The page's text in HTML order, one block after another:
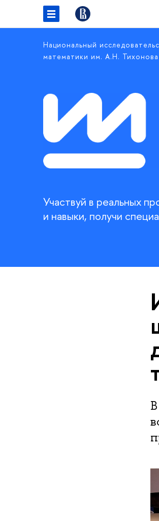
Национальный
математики им. А.Н. Тихонова
Участвуй в реальных
и навыки, получи